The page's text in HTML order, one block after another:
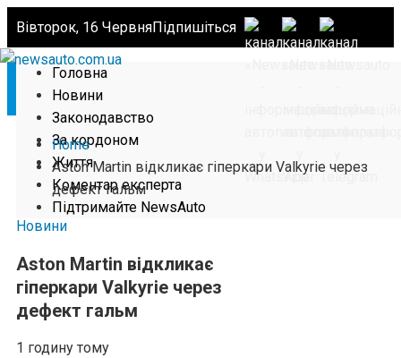
Вівторок, 16 ЧервняПідпишіться
Головна
Новини
Законодавство
За кордоном
Життя
Коментар експерта
Підтримайте NewsAuto
Home
Aston Martin відкликає гіперкари Valkyrie через
дефект гальм
Новини
Aston Martin відкликає
гіперкари Valkyrie через
дефект гальм
1 годину тому